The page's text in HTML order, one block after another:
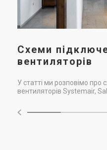
Схеми
вентиляторів
У статті ми розповімо про
вентиляторів Systemair,